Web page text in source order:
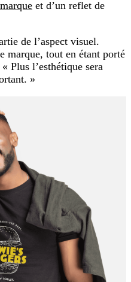
et d’un reflet de
de l’aspect visuel.
marque, tout en étant porté
Plus l’esthétique sera
»